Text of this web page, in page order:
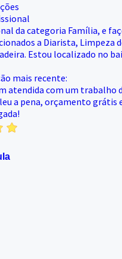
da categoria Família, e
a Diarista, Limpeza
Estou localizado no
mais recente:
atendida com um trabalho
a pena, orçamento grátis